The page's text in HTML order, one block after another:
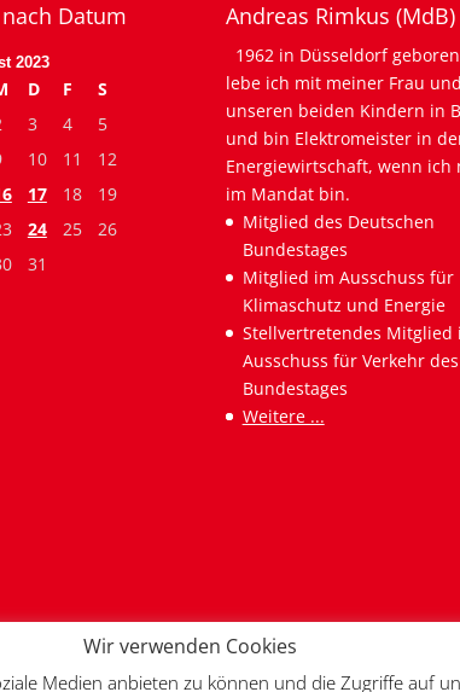
Datum
2023
D F
S
3 4
5
10 11
12
17 18
19
24 25
26
31
Andreas Rimkus (MdB)
1962 in Düsseldorf
lebe ich mit meiner Frau und
unseren beiden Kindern in
und bin Elektromeister in
Energiewirtschaft, wenn ich
im Mandat bin.
Mitglied des Deutschen
Bundestages
Mitglied im Ausschuss für
Klimaschutz und Energie
Stellvertretendes Mitglied
Ausschuss für Verkehr des
Bundestages
Weitere ...
Wir verwenden Cookies
Medien anbieten zu können und die Zugriffe auf